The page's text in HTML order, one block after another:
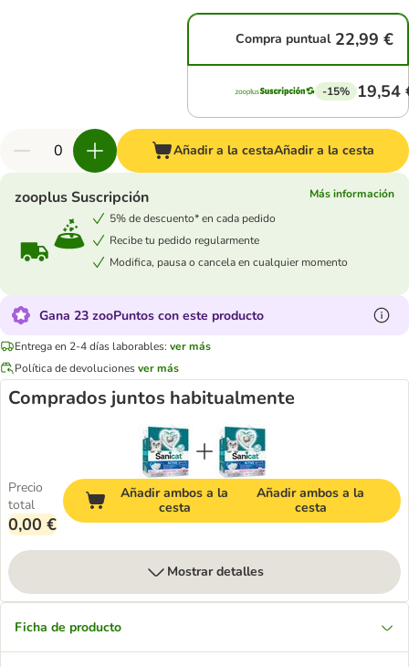
Compra puntual 22,99 €
-15% 19,54
Añadir a la cestaAñadir a la cesta
zooplus Suscripción
Más información
5% de descuento* en cada pedido
Recibe tu pedido regularmente
Modifica, pausa o cancela en cualquier momento
Gana 23 zooPuntos con este producto
Entrega en 2-4 días laborables: ver más
Política de devolucionesver más
Comprados juntos habitualmente
Precio
total
0,00 €
Añadir ambos a la
cesta
Añadir ambos a la
cesta
Mostrar detalles
Ficha de producto